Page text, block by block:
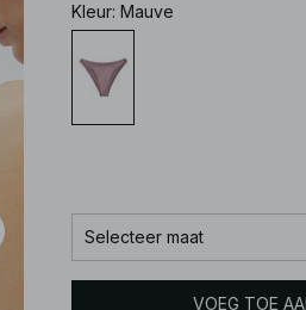
Kleur: Mauve
Selecteer maat
VOEG TOE